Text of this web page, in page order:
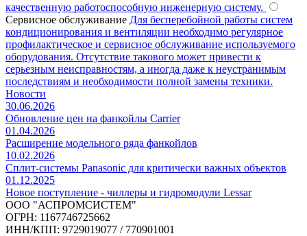
качественную работоспособную инженерную систему.
Сервисное обслуживание Для бесперебойной работы систем
кондиционирования и вентиляции необходимо регулярное
профилактическое и сервисное обслуживание используемого
оборудования. Отсутствие такового может привести к
серьезным неисправностям, а иногда даже к неустранимым
последствиям и необходимости полной замены техники.
Новости
30.06.2026
Обновление цен на фанкойлы Carrier
01.04.2026
Расширение модельного ряда фанкойлов
10.02.2026
Сплит-системы Panasonic для критически важных объектов
01.12.2025
Новое поступление - чиллеры и гидромодули Lessar
ООО "АСПРОМСИСТЕМ"
ОГРН: 1167746725662
ИНН/КПП: 9729019077 / 770901001